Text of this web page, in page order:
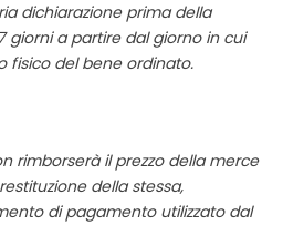
dichiarazione prima della
giorni a partire dal giorno in cui
fisico del bene ordinato.
rimborserà il prezzo della merce
della stessa,
di pagamento utilizzato dal